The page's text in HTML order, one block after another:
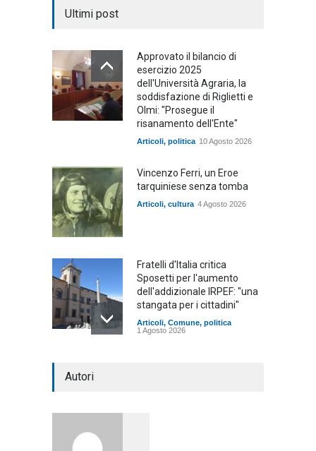
Ultimi post
Approvato il bilancio di
esercizio 2025
dell'Università Agraria, la
soddisfazione di Riglietti e
Olmi: "Prosegue il
risanamento dell'Ente"
Articoli, politica 10 Agosto 2026
Vincenzo Ferri, un Eroe
tarquiniese senza tomba
Articoli, cultura 4 Agosto 2026
Fratelli d'Italia critica
Sposetti per l'aumento
dell'addizionale IRPEF: "una
stangata per i cittadini"
Articoli, Comune, politica
1 Agosto 2026
Autori